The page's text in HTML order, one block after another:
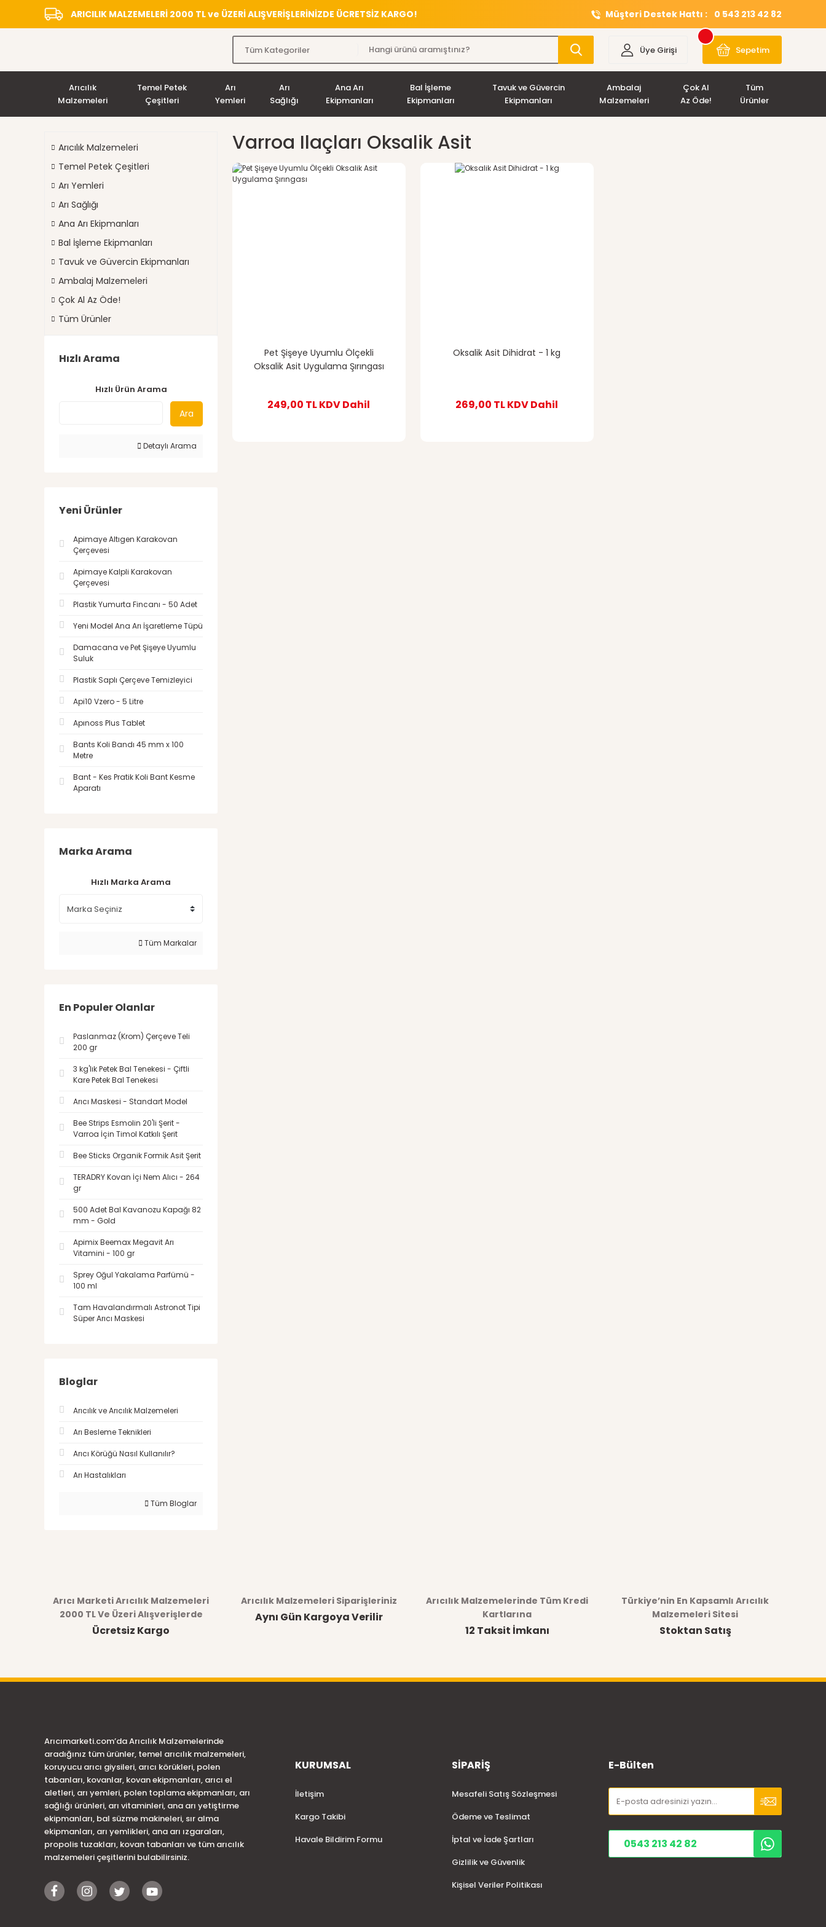
ARICILIK MALZEMELERİ 2000 TL ve ÜZERİ ALIŞVERİŞLERİNİZDE ÜCRETSİZ KARGO! Müşteri Destek Hattı : 0 543 213 42 82
Üye Girişi Sepetim
Arıcılık
Malzemeleri
Temel Petek
Çeşitleri
Arı
Yemleri
Arı
Sağlığı
Ana Arı
Ekipmanları
Bal İşleme
Ekipmanları
Tavuk ve Güvercin
Ekipmanları
Ambalaj
Malzemeleri
Çok Al
Az Öde!
Tüm
Ürünler
Arıcılık Malzemeleri
Temel Petek Çeşitleri
Arı Yemleri
Arı Sağlığı
Ana Arı Ekipmanları
Bal İşleme Ekipmanları
Tavuk ve Güvercin Ekipmanları
Ambalaj Malzemeleri
Çok Al Az Öde!
Tüm Ürünler
Hızlı Arama
Hızlı Ürün Arama
Ara
Detaylı Arama
Yeni Ürünler
Apimaye Altıgen Karakovan
Çerçevesi
Apimaye Kalpli Karakovan
Çerçevesi
Plastik Yumurta Fincanı - 50 Adet
Yeni Model Ana Arı İşaretleme Tüpü
Damacana ve Pet Şişeye Uyumlu
Suluk
Plastik Saplı Çerçeve Temizleyici
Api10 Vzero - 5 Litre
Apınoss Plus Tablet
Bants Koli Bandı 45 mm x 100
Metre
Bant - Kes Pratik Koli Bant Kesme
Aparatı
Marka Arama
Hızlı Marka Arama
Tüm Markalar
En Populer Olanlar
Paslanmaz (Krom) Çerçeve Teli
200 gr
3 kg'lık Petek Bal Tenekesi - Çiftli
Kare Petek Bal Tenekesi
Arıcı Maskesi - Standart Model
Bee Strips Esmolin 20'li Şerit -
Varroa İçin Timol Katkılı Şerit
Bee Sticks Organik Formik Asit Şerit
TERADRY Kovan İçi Nem Alıcı - 264
gr
500 Adet Bal Kavanozu Kapağı 82
mm - Gold
Apimix Beemax Megavit Arı
Vitamini - 100 gr
Sprey Oğul Yakalama Parfümü -
100 ml
Tam Havalandırmalı Astronot Tipi
Süper Arıcı Maskesi
Bloglar
Arıcılık ve Arıcılık Malzemeleri
Arı Besleme Teknikleri
Arıcı Körüğü Nasıl Kullanılır?
Arı Hastalıkları
Tüm Bloglar
Varroa Ilaçları Oksalik Asit
Pet Şişeye Uyumlu Ölçekli
Oksalik Asit Uygulama Şırıngası
249,00 TLKDV Dahil
Oksalik Asit Dihidrat - 1 kg
269,00 TLKDV Dahil
Arıcı Marketi Arıcılık Malzemeleri
2000 TL Ve Üzeri Alışverişlerde
Ücretsiz Kargo
Arıcılık Malzemeleri Siparişleriniz
Aynı Gün Kargoya Verilir
Arıcılık Malzemelerinde Tüm Kredi
Kartlarına
12 Taksit İmkanı
Türkiye’nin En Kapsamlı Arıcılık
Malzemeleri Sitesi
Stoktan Satış
Arıcımarketi.com’da Arıcılık Malzemelerinde
aradığınız tüm ürünler, temel arıcılık malzemeleri,
koruyucu arıcı giysileri, arıcı körükleri, polen
tabanları, kovanlar, kovan ekipmanları, arıcı el
aletleri, arı yemleri, polen toplama ekipmanları, arı
sağlığı ürünleri, arı vitaminleri, ana arı yetiştirme
ekipmanları, bal süzme makineleri, sır alma
ekipmanları, arı yemlikleri, ana arı ızgaraları,
propolis tuzakları, kovan tabanları ve tüm arıcılık
malzemeleri çeşitlerini bulabilirsiniz.
KURUMSAL
İletişim
Kargo Takibi
Havale Bildirim Formu
SİPARİŞ
Mesafeli Satış Sözleşmesi
Ödeme ve Teslimat
İptal ve İade Şartları
Gizlilik ve Güvenlik
Kişisel Veriler Politikası
E-Bülten
0543 213 42 82